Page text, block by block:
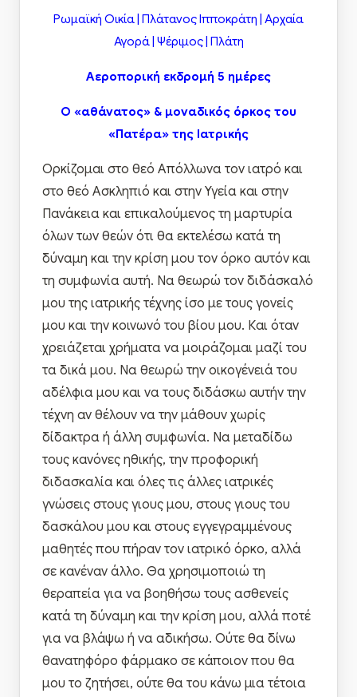
Ρωμαϊκή Οικία | Πλάτανος Ιπποκράτη | Αρχαία
Αγορά | Ψέριμος | Πλάτη
Αεροπορική εκδρομή 5 ημέρες
Ο «αθάνατος» & μοναδικός όρκος του
«Πατέρα» της Ιατρικής
Ορκίζομαι στο θεό Απόλλωνα τον ιατρό και
στο θεό Ασκληπιό και στην Υγεία και στην
Πανάκεια και επικαλούμενος τη μαρτυρία
όλων των θεών ότι θα εκτελέσω κατά τη
δύναμη και την κρίση μου τον όρκο αυτόν και
τη συμφωνία αυτή. Να θεωρώ τον διδάσκαλό
μου της ιατρικής τέχνης ίσο με τους γονείς
μου και την κοινωνό του βίου μου. Και όταν
χρειάζεται χρήματα να μοιράζομαι μαζί του
τα δικά μου. Να θεωρώ την οικογένειά του
αδέλφια μου και να τους διδάσκω αυτήν την
τέχνη αν θέλουν να την μάθουν χωρίς
δίδακτρα ή άλλη συμφωνία. Να μεταδίδω
τους κανόνες ηθικής, την προφορική
διδασκαλία και όλες τις άλλες ιατρικές
γνώσεις στους γιους μου, στους γιους του
δασκάλου μου και στους εγγεγραμμένους
μαθητές που πήραν τον ιατρικό όρκο, αλλά
σε κανέναν άλλο. Θα χρησιμοποιώ τη
θεραπεία για να βοηθήσω τους ασθενείς
κατά τη δύναμη και την κρίση μου, αλλά ποτέ
για να βλάψω ή να αδικήσω. Ούτε θα δίνω
θανατηφόρο φάρμακο σε κάποιον που θα
μου το ζητήσει, ούτε θα του κάνω μια τέτοια